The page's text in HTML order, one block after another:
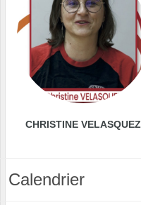
CHRISTINE VELASQUEZ
Calendrier